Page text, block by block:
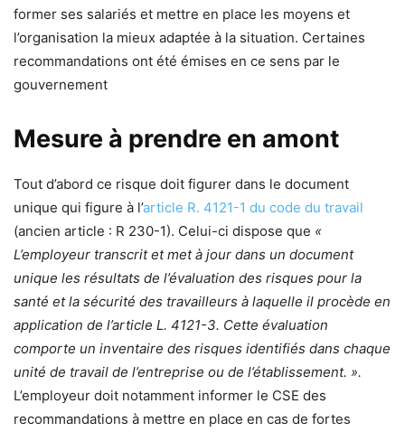
former ses salariés et mettre en place les moyens et
l’organisation la mieux adaptée à la situation. Certaines
recommandations ont été émises en ce sens par le
gouvernement
Mesure à prendre en amont
Tout d’abord ce risque doit figurer dans le document
unique qui figure à l’article R. 4121-1 du code du travail
(ancien article : R 230-1). Celui-ci dispose que «
L’employeur transcrit et met à jour dans un document
unique les résultats de l’évaluation des risques pour la
santé et la sécurité des travailleurs à laquelle il procède en
application de l’article L. 4121-3. Cette évaluation
comporte un inventaire des risques identifiés dans chaque
unité de travail de l’entreprise ou de l’établissement. ».
L’employeur doit notamment informer le CSE des
recommandations à mettre en place en cas de fortes